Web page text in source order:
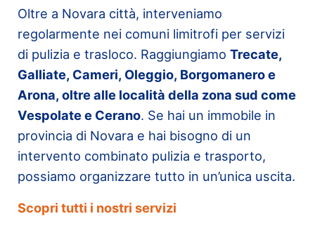
Oltre a Novara città, interveniamo
regolarmente nei comuni limitrofi per servizi
di pulizia e trasloco. Raggiungiamo Trecate,
Galliate, Cameri, Oleggio, Borgomanero e
Arona, oltre alle località della zona sud come
Vespolate e Cerano. Se hai un immobile in
provincia di Novara e hai bisogno di un
intervento combinato pulizia e trasporto,
possiamo organizzare tutto in un’unica uscita.
Scopri tutti i nostri servizi